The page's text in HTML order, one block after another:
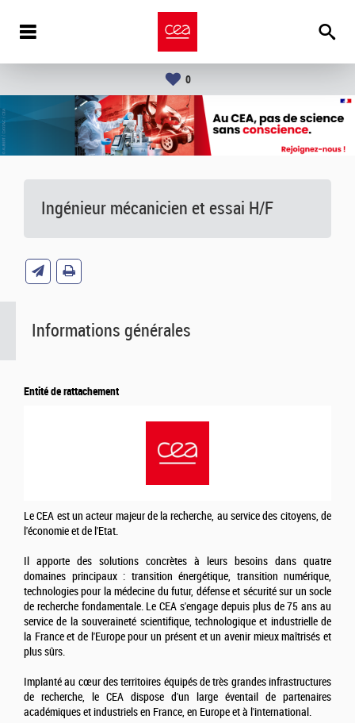
0
Ingénieur mécanicien et essai H/F
Informations générales
Entité de rattachement
Le CEA est un acteur majeur de la recherche, au service des citoyens, de
l'économie et de l'Etat.
Il apporte des solutions concrètes à leurs besoins dans quatre
domaines principaux : transition énergétique, transition numérique,
technologies pour la médecine du futur, défense et sécurité sur un socle
de recherche fondamentale. Le CEA s'engage depuis plus de 75 ans au
service de la souveraineté scientifique, technologique et industrielle de
la France et de l'Europe pour un présent et un avenir mieux maîtrisés et
plus sûrs.
Implanté au cœur des territoires équipés de très grandes infrastructures
de recherche, le CEA dispose d'un large éventail de partenaires
académiques et industriels en France, en Europe et à l'international.